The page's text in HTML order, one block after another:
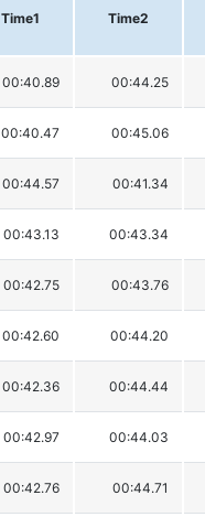
Time1 Time2
00:40.89 00:44.25
00:40.47 00:45.06
00:44.57 00:41.34
00:43.13 00:43.34
00:42.75 00:43.76
00:42.60 00:44.20
00:42.36 00:44.44
00:42.97 00:44.03
00:42.76 00:44.71